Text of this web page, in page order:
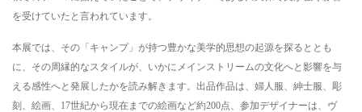
を受けていたと言われています。
本展では、その「キャンプ」が持つ豊かな美学的思想の起源を探るととも
に、その周縁的なスタイルが、いかにメインストリームの文化へと影響を与
える感性へと発展したかを読み解きます。出品作品は、婦人服、紳士服、彫
刻、絵画、17世紀から現在までの絵画など約200点、参加デザイナーは、ヴ